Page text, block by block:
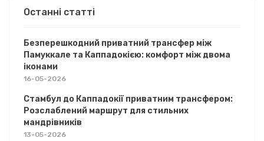
Останні статті
Безперешкодний приватний трансфер між
Памуккале та Каппадокією: комфорт між двома
іконами
16-05-2026
Стамбул до Каппадокії приватним трансфером:
Розслаблений маршрут для стильних
мандрівників
13-05-2026